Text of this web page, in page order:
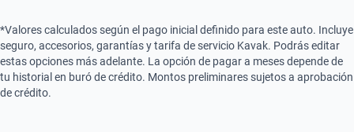
*Valores calculados según el pago inicial definido para este auto. Incluye
seguro, accesorios, garantías y tarifa de servicio Kavak. Podrás editar
estas opciones más adelante. La opción de pagar a meses depende de
tu historial en buró de crédito. Montos preliminares sujetos a aprobación
de crédito.